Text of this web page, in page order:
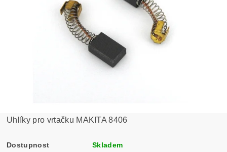
Uhlíky pro vrtačku MAKITA 8406
Dostupnost Skladem